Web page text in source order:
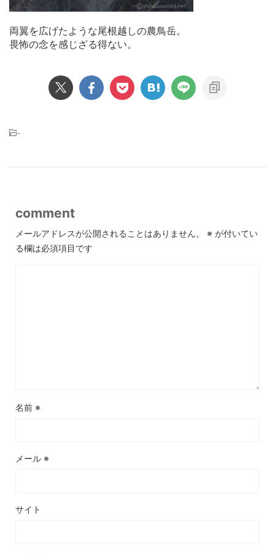
両翼を広げたような尾根越しの農鳥岳。
畏怖の念を感じざる得ない。
-
comment
メールアドレスが公開されることはありません。 ※ が付いてい
る欄は必須項目です
名前 ※
メール ※
サイト